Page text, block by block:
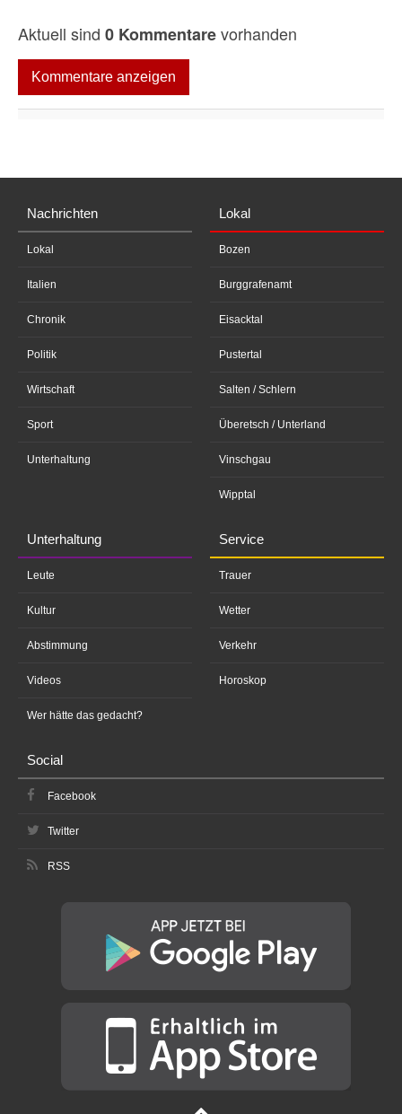
Aktuell sind 0 Kommentarevorhanden
Kommentare anzeigen
Nachrichten
Lokal
Italien
Chronik
Politik
Wirtschaft
Sport
Unterhaltung
Lokal
Bozen
Burggrafenamt
Eisacktal
Pustertal
Salten / Schlern
Überetsch / Unterland
Vinschgau
Wipptal
Unterhaltung
Leute
Kultur
Abstimmung
Videos
Wer hätte das gedacht?
Service
Trauer
Wetter
Verkehr
Horoskop
Social
Facebook
Twitter
RSS